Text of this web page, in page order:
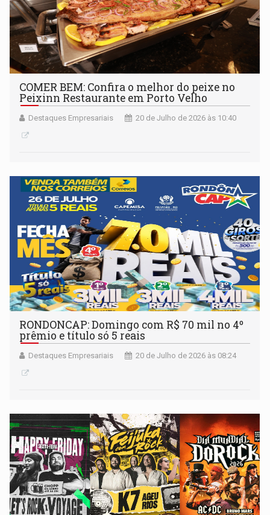
COMER BEM: Confira o melhor do peixe no
Peixinn Restaurante em Porto Velho
Destaques Empresariais 20 de Julho de 2026 às 10:40
RONDONCAP: Domingo com R$ 70 mil no 4º
prêmio e título só 5 reais
Destaques Empresariais 20 de Julho de 2026 às 08:24